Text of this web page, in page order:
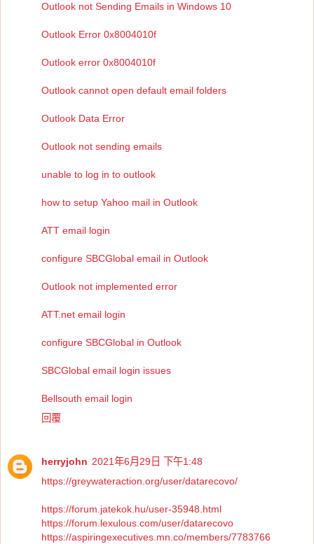
Outlook not Sending Emails in Windows 10
Outlook Error 0x8004010f
Outlook error 0x8004010f
Outlook cannot open default email folders
Outlook Data Error
Outlook not sending emails
unable to log in to outlook
how to setup Yahoo mail in Outlook
ATT email login
configure SBCGlobal email in Outlook
Outlook not implemented error
ATT.net email login
configure SBCGlobal in Outlook
SBCGlobal email login issues
Bellsouth email login
回覆
herryjohn 2021年6月29日 下午1:48
https://greywateraction.org/user/datarecovo/
https://forum.jatekok.hu/user-35948.html
https://forum.lexulous.com/user/datarecovo
https://aspiringexecutives.mn.co/members/7783766